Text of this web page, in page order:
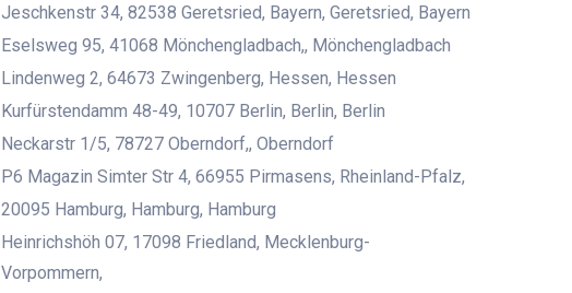
Jeschkenstr 34, 82538 Geretsried, Bayern, Geretsried, Bayern
Eselsweg 95, 41068 Mönchengladbach,, Mönchengladbach
Lindenweg 2, 64673 Zwingenberg, Hessen, Hessen
Kurfürstendamm 48-49, 10707 Berlin, Berlin, Berlin
Neckarstr 1/5, 78727 Oberndorf,, Oberndorf
P6 Magazin Simter Str 4, 66955 Pirmasens, Rheinland-Pfalz,
20095 Hamburg, Hamburg, Hamburg
Heinrichshöh 07, 17098 Friedland, Mecklenburg-
Vorpommern,